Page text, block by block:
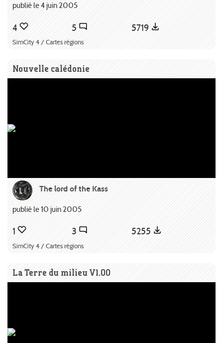
publié le 4 juin 2005
4 5 5719
SimCity 4 / Cartes régions
Nouvelle calédonie
The lord of the Kass
publié le 10 juin 2005
1 3 5255
SimCity 4 / Cartes régions
La Terre du milieu V1.00